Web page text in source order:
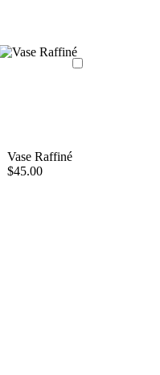
Vase Raffiné
$45.00